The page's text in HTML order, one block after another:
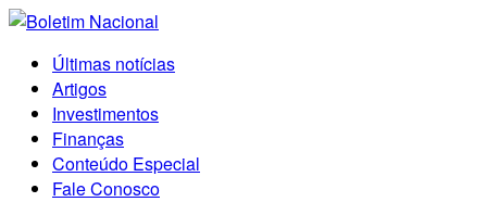
Últimas notícias
Artigos
Investimentos
Finanças
Conteúdo Especial
Fale Conosco